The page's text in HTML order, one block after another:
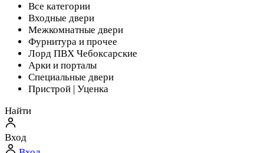
Все категории
Входные двери
Межкомнатные двери
Фурнитура и прочее
Лорд ПВХ Чебоксарские
Арки и порталы
Специальные двери
Пристрой | Уценка
Найти
Вход